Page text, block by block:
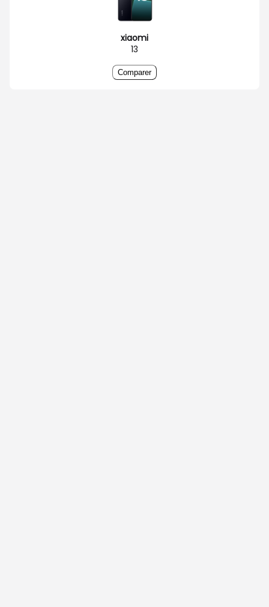
xiaomi
13
Comparer